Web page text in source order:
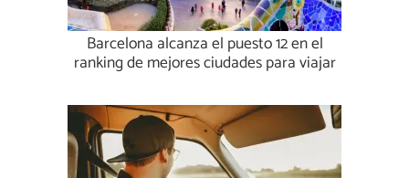
Barcelona alcanza el puesto 12 en el
ranking de mejores ciudades para viajar